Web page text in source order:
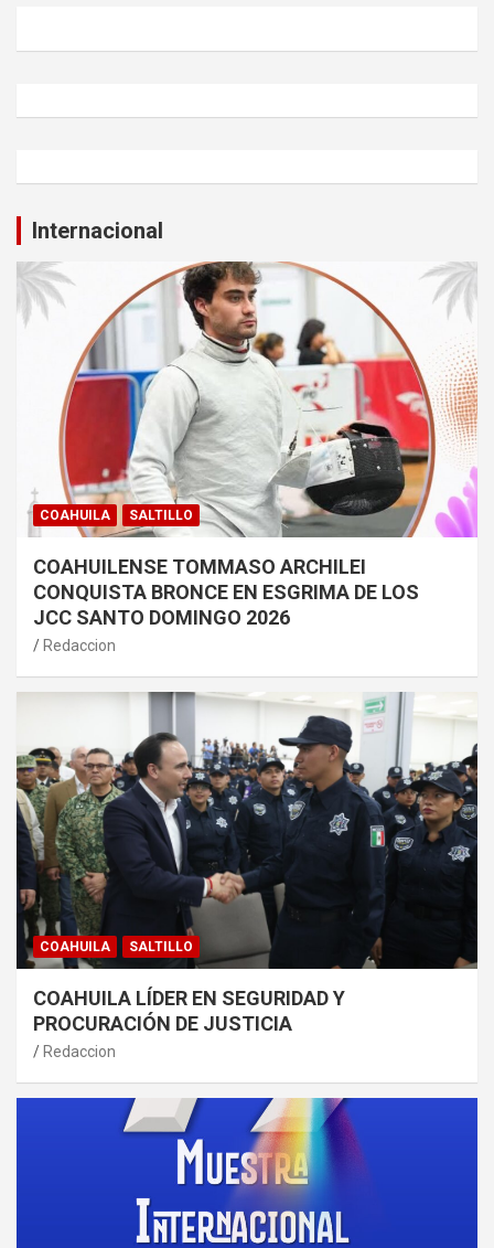
Internacional
COAHUILA SALTILLO
COAHUILENSE TOMMASO ARCHILEI
CONQUISTA BRONCE EN ESGRIMA DE LOS
JCC SANTO DOMINGO 2026
Redaccion
COAHUILA SALTILLO
COAHUILA LÍDER EN SEGURIDAD Y
PROCURACIÓN DE JUSTICIA
Redaccion